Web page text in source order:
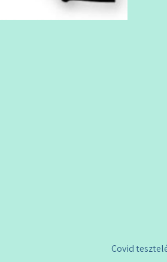
Covid